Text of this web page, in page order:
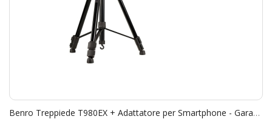
Benro Treppiede T980EX + Adattatore per Smartphone - Garanzia Rinowa 5 Anni